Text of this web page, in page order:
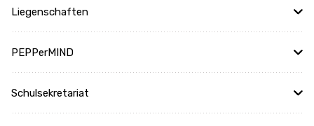
Liegenschaften
PEPPerMIND
Schulsekretariat